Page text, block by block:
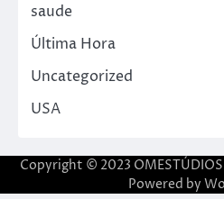
saude
Última Hora
Uncategorized
USA
Copyright © 2023 OMESTÚDIOS
Powered by